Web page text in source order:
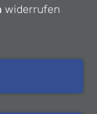
widerrufen